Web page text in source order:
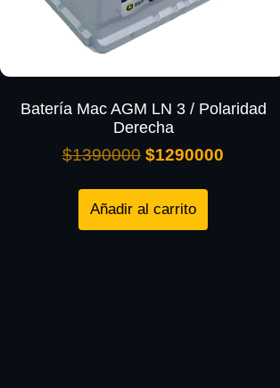
Batería Mac AGM LN 3 / Polaridad
Derecha
$1390000 $1290000
Añadir al carrito